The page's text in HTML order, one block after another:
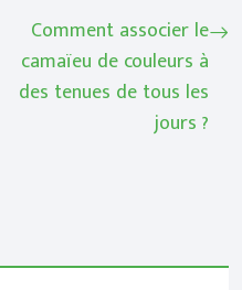
Comment associer le
camaïeu de couleurs à
des tenues de tous les
jours ?